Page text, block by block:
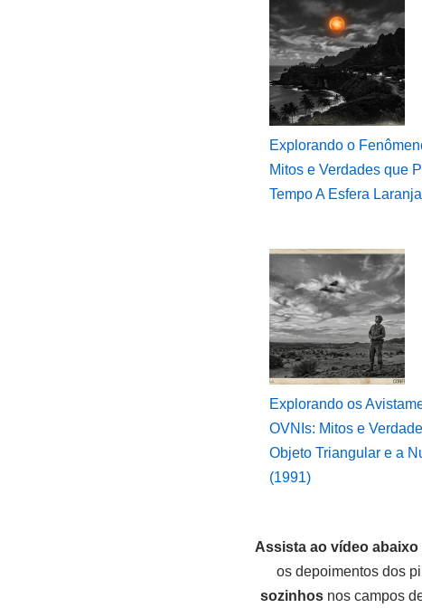
Explorando o
Mitos e Verdades que
Tempo A Esfera
Explorando os
OVNIs: Mitos e
Objeto Triangular e a
(1991)
Assista ao vídeo
os depoimentos dos
sozinhos nos campos